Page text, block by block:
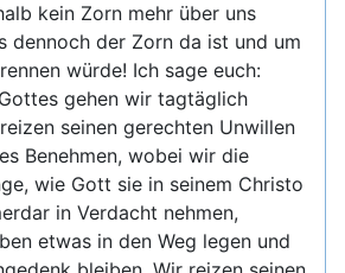
kein Zorn mehr über uns
dennoch der Zorn da ist und um
würde! Ich sage euch:
gehen wir tagtäglich
seinen gerechten Unwillen
Benehmen, wobei wir die
wie Gott sie in seinem Christo
in Verdacht nehmen,
etwas in den Weg legen und